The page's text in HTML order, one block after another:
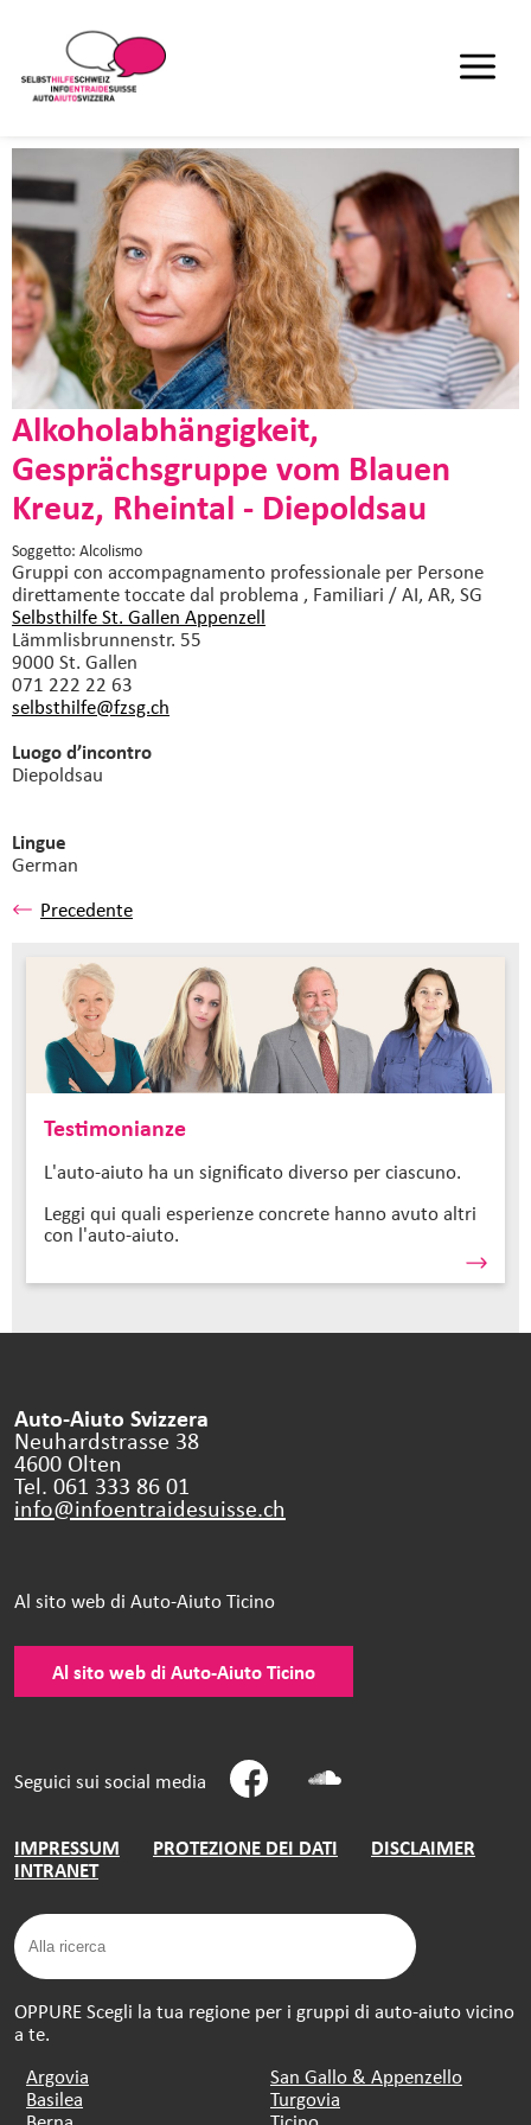
Alkoholabhängigkeit,
Gesprächsgruppe vom Blauen
Kreuz, Rheintal - Diepoldsau
Soggetto: Alcolismo
Gruppi con accompagnamento professionale per Persone
direttamente toccate dal problema , Familiari / AI, AR, SG
Selbsthilfe St. Gallen Appenzell
Lämmlisbrunnenstr. 55
9000 St. Gallen
071 222 22 63
selbsthilfe@fzsg.ch
Luogo d’incontro
Diepoldsau
Lingue
German
Precedente
Testimonianze
L'auto-aiuto ha un significato diverso per ciascuno.
Leggi qui quali esperienze concrete hanno avuto altri
con l'auto-aiuto.
Auto-Aiuto Svizzera
Neuhardstrasse 38
4600 Olten
Tel. 061 333 86 01
info@infoentraidesuisse.ch
Al sito web di Auto-Aiuto Ticino
Al sito web di Auto-Aiuto Ticino
Seguici sui social media
IMPRESSUM PROTEZIONE DEI DATI
DISCLAIMER
INTRANET
OPPURE Scegli la tua regione per i gruppi di auto-aiuto vicino
a te.
Argovia
Basilea
San Gallo & Appenzello
Turgovia